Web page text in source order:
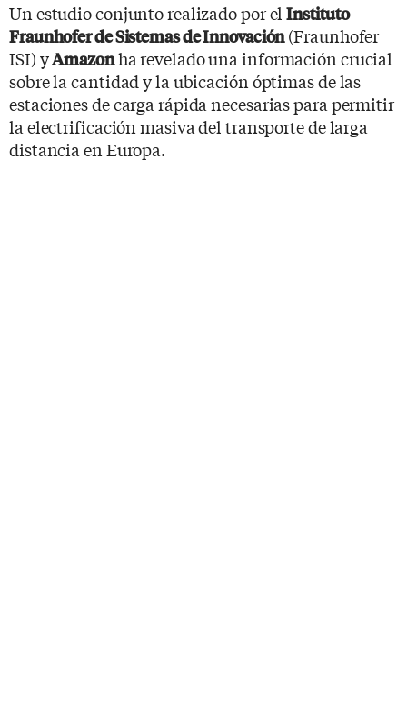
Un estudio conjunto realizado por elInstituto
Fraunhofer de Sistemas de Innovación(Fraunhofer
ISI) yAmazonha revelado una información crucial
sobre la cantidad y la ubicación óptimas de las
estaciones de carga rápida necesarias para permitir
la electrificación masiva del transporte de larga
distancia en Europa.